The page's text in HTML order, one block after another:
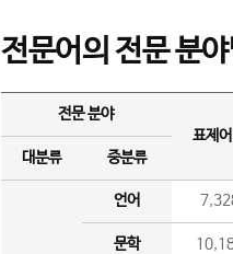
전문어의 전문 분
전문 분야
표제
대분류
중분류
언어
문학